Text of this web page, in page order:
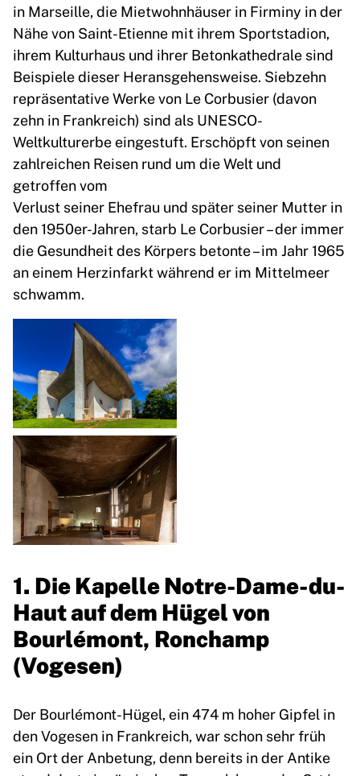
in Marseille, die Mietwohnhäuser in Firminy in der
Nähe von Saint-Etienne mit ihrem Sportstadion,
ihrem Kulturhaus und ihrer Betonkathedrale sind
Beispiele dieser Heransgehensweise. Siebzehn
repräsentative Werke von Le Corbusier (davon
zehn in Frankreich) sind als UNESCO-
Weltkulturerbe eingestuft. Erschöpft von seinen
zahlreichen Reisen rund um die Welt und
getroffen vom
Verlust seiner Ehefrau und später seiner Mutter in
den 1950er-Jahren, starb Le Corbusier – der immer
die Gesundheit des Körpers betonte – im Jahr 1965
an einem Herzinfarkt während er im Mittelmeer
schwamm.
1. Die Kapelle Notre-Dame-du-
Haut auf dem Hügel von
Bourlémont, Ronchamp
(Vogesen)
Der Bourlémont-Hügel, ein 474 m hoher Gipfel in
den Vogesen in Frankreich, war schon sehr früh
ein Ort der Anbetung, denn bereits in der Antike